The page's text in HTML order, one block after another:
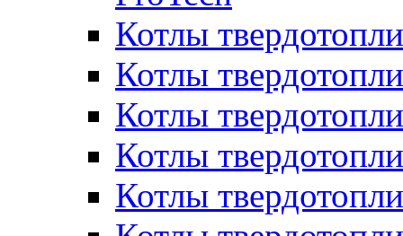
Котлы
Котлы
Котлы
Котлы
Котлы